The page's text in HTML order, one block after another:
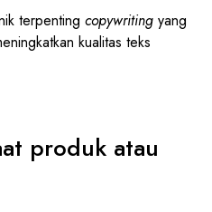
terpenting copywriting yang
kualitas teks
produk atau